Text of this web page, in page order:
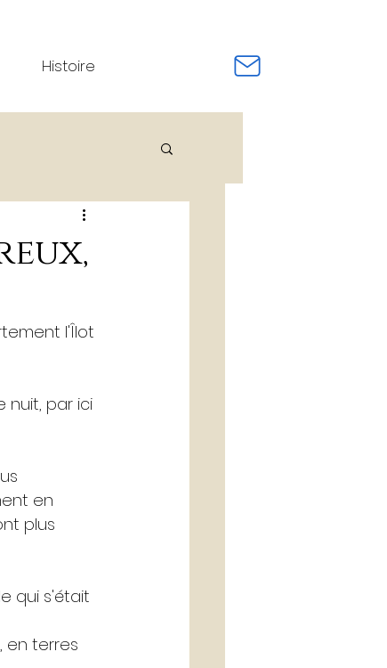
Histoire
l'Îlot
nuit, par ici
en
plus
qui s'était
en terres